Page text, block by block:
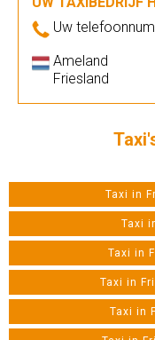
Uw
Ameland
Friesland
Taxi in
Taxi
Taxi in
Taxi in
Taxi in